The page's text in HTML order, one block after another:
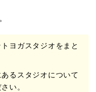
ヨガスタジオをまと
るスタジオについて
い。